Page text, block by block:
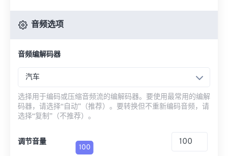
音频选项
音频编解码器
汽车
选择用于编码或压缩音频流的编解码器。要使用最常用的编解
码器，请选择“自动”（推荐）。要转换但不重新编码音频，请
选择“复制”（不推荐）。
调节音量
100